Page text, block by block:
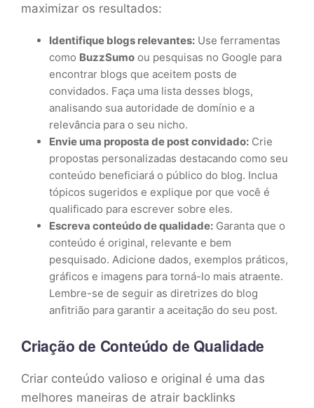
maximizar os resultados:
Identifique blogs relevantes: Use ferramentas
como BuzzSumo ou pesquisas no Google para
encontrar blogs que aceitem posts de
convidados. Faça uma lista desses blogs,
analisando sua autoridade de domínio e a
relevância para o seu nicho.
Envie uma proposta de post convidado: Crie
propostas personalizadas destacando como seu
conteúdo beneficiará o público do blog. Inclua
tópicos sugeridos e explique por que você é
qualificado para escrever sobre eles.
Escreva conteúdo de qualidade: Garanta que o
conteúdo é original, relevante e bem
pesquisado. Adicione dados, exemplos práticos,
gráficos e imagens para torná-lo mais atraente.
Lembre-se de seguir as diretrizes do blog
anfitrião para garantir a aceitação do seu post.
Criação de Conteúdo de Qualidade
Criar conteúdo valioso e original é uma das
melhores maneiras de atrair backlinks